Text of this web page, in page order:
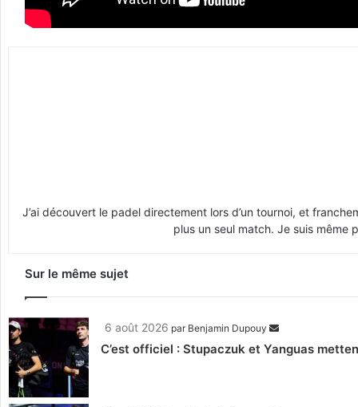
J’ai découvert le padel directement lors d’un tournoi, et
plus un seul match. Je suis même
Sur le même sujet
6 août 2026 par Benjamin Dupouy
C’est officiel : Stupaczuk et Yanguas